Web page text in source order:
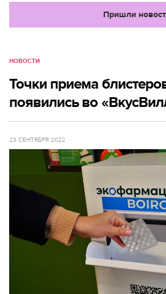
Пришли
НОВОСТИ
Точки приема
появились во
23 СЕНТЯБРЯ 2022